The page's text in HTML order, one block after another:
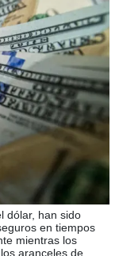
dólar, han sido
en tiempos
mientras los
aranceles de